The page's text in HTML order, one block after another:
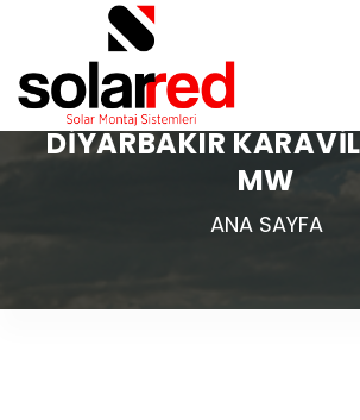
DIYARBAKIR
MW
ANA SAYFA